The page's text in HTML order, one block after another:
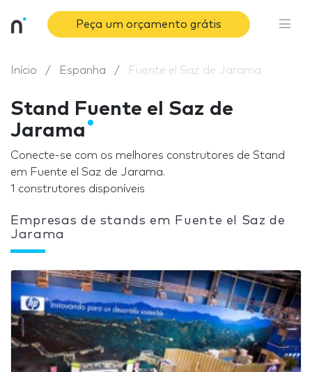
Peça um orçamento grátis
Início Espanha Fuente el Saz de Jarama
Stand Fuente el Saz de
Jarama
Conecte-se com os melhores construtores de Stand
em Fuente el Saz de Jarama.
1 construtores disponíveis
Empresas de stands em Fuente el Saz de
Jarama